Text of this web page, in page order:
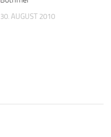
30. AUGUST 2010